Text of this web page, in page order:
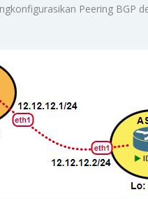
Peering BGP